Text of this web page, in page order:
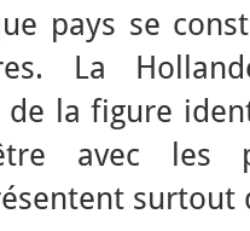
pays se
La
la figure
avec les
surtout